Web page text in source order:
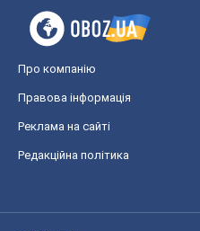
Про компанію
Правова інформація
Реклама на сайті
Редакційна політика